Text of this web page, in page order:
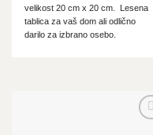
velikost 20 cm x 20 cm. Lesena
tablica za vaš dom ali odlično
darilo za izbrano osebo.